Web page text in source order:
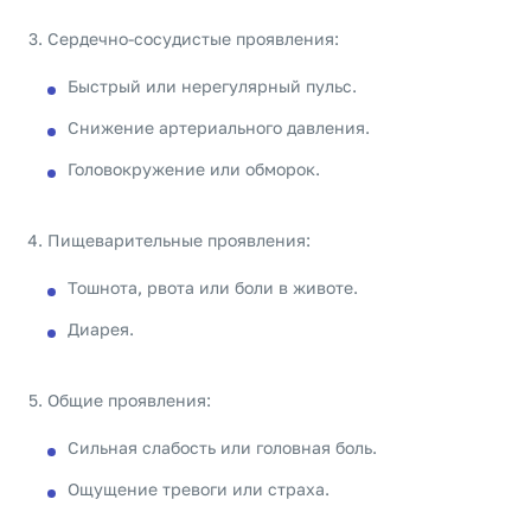
Сердечно-сосудистые проявления:
Быстрый или нерегулярный пульс.
Снижение артериального давления.
Головокружение или обморок.
Пищеварительные проявления:
Тошнота, рвота или боли в животе.
Диарея.
Общие проявления:
Сильная слабость или головная боль.
Ощущение тревоги или страха.